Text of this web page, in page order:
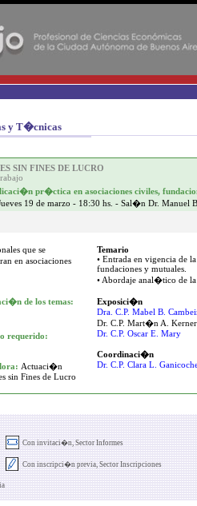
y T�cnicas
SIN FINES DE LUCRO
pr�ctica en asociaciones civiles,
19 de marzo - 18:30 hs. - Sal�n Dr. Manuel
que se
en asociaciones
de los temas:
requerido:
Actuaci�n
sin Fines de Lucro
Temario
• Entrada en vigencia de
fundaciones y mutuales.
• Abordaje anal�tico de
Exposici�n
Dra. C.P. Mabel B.
Dr. C.P. Mart�n A. Kerner
Dr. C.P. Oscar E. Mary
Coordinaci�n
Dr. C.P. Clara L.
Con invitaci�n, Sector Informes
Con inscripci�n previa, Sector Inscripciones